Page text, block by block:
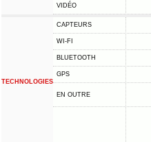
VIDÉO
TECHNOLOGIES
CAPTEURS
WI-FI
BLUETOOTH
GPS
EN OUTRE